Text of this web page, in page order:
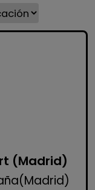
(Madrid)